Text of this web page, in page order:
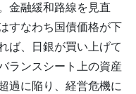
金融緩和路線を見直
すなわち国債価格が下
ば、日銀が買い上げて
ランスシート上の資産
過に陥り、経営危機に